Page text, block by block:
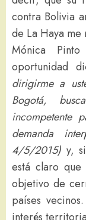
contra Bolivia
de La Haya me
Mónica
oportunidad
dirigirme a
Bogotá,
incompetente
demanda
4/5/2015) y,
está claro
objetivo de
países